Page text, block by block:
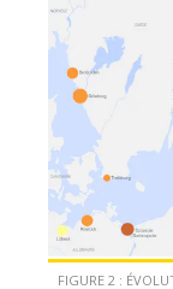
FIGURE 2 :